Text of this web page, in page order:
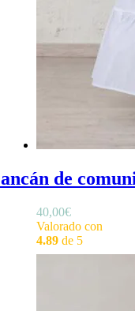
40,00€
Valorado con
4.89 de 5